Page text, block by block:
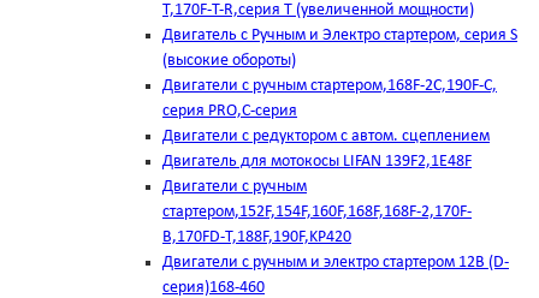
T,170F-T-R,серия Т (увеличенной мощности)
Двигатель с Ручным и Электро стартером, серия S
(высокие обороты)
Двигатели с ручным стартером,168F-2C,190F-C,
серия PRO,C-серия
Двигатели с редуктором с автом. сцеплением
Двигатель для мотокосы LIFAN 139F2,1E48F
Двигатели с ручным
стартером,152F,154F,160F,168F,168F-2,170F-
B,170FD-T,188F,190F,KP420
Двигатели с ручным и электро стартером 12В (D-
серия)168-460